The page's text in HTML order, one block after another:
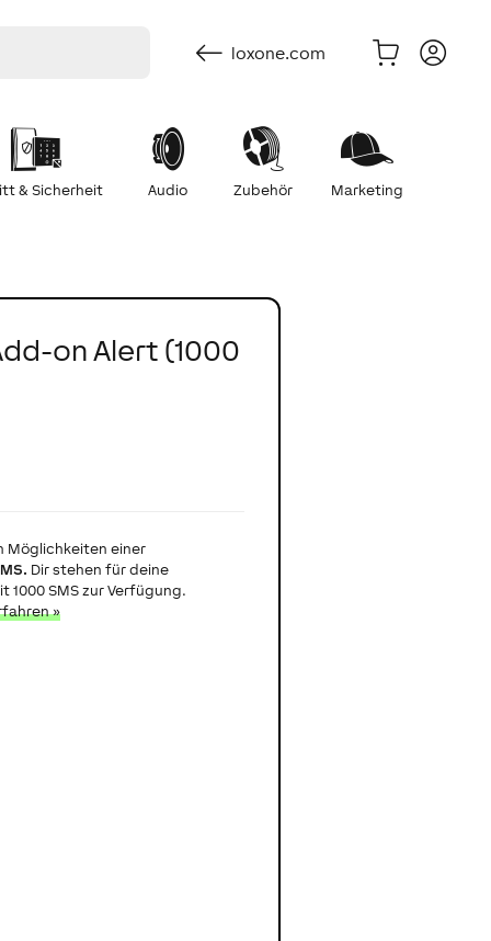
loxone.com
& Sicherheit Audio Zubehör Marketing
on Alert (1000
Möglichkeiten einer
Dir stehen für deine
1000 SMS zur Verfügung.
»